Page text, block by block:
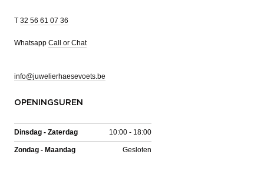
T 32 56 61 07 36
Whatsapp Call or Chat
info@juwelierhaesevoets.be
OPENINGSUREN
Dinsdag - Zaterdag 10:00 - 18:00
Zondag - Maandag Gesloten